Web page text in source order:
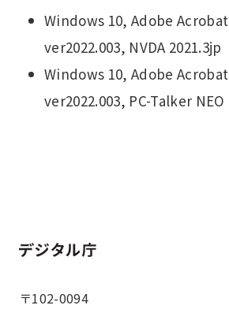
Windows 10, Adobe
ver2022.003, NVDA 2021.3jp
Windows 10, Adobe
ver2022.003, PC-Talker NEO
ホーム
〒102-0094